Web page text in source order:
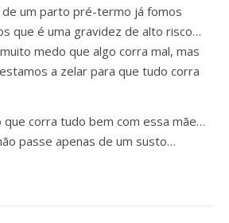
um parto pré-termo já fomos
que é uma gravidez de alto risco…
medo que algo corra mal, mas
a zelar para que tudo corra
que corra tudo bem com essa mãe…
passe apenas de um susto…